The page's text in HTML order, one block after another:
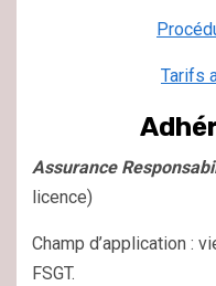
Tarifs
Assurance
licence)
Champ d’application :
FSGT.